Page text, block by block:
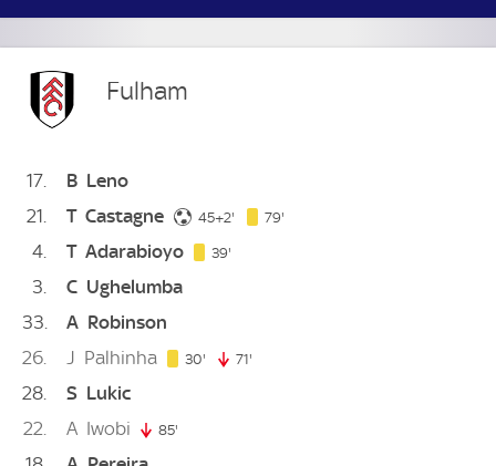
Fulham
17 B Leno
21
T Castagne 45+2' 47. minute
79'
4 T Adarabioyo 39'
3 C Ughelumba
33
A Robinson
26
J Palhinha 30' 30. minute
71'
28 S Lukic
22
A Iwobi 85'